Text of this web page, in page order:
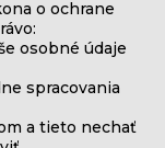
o ochrane
osobné údaje
spracovania
a tieto nechať